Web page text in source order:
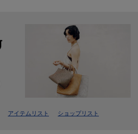
アイテムリスト ショップリスト